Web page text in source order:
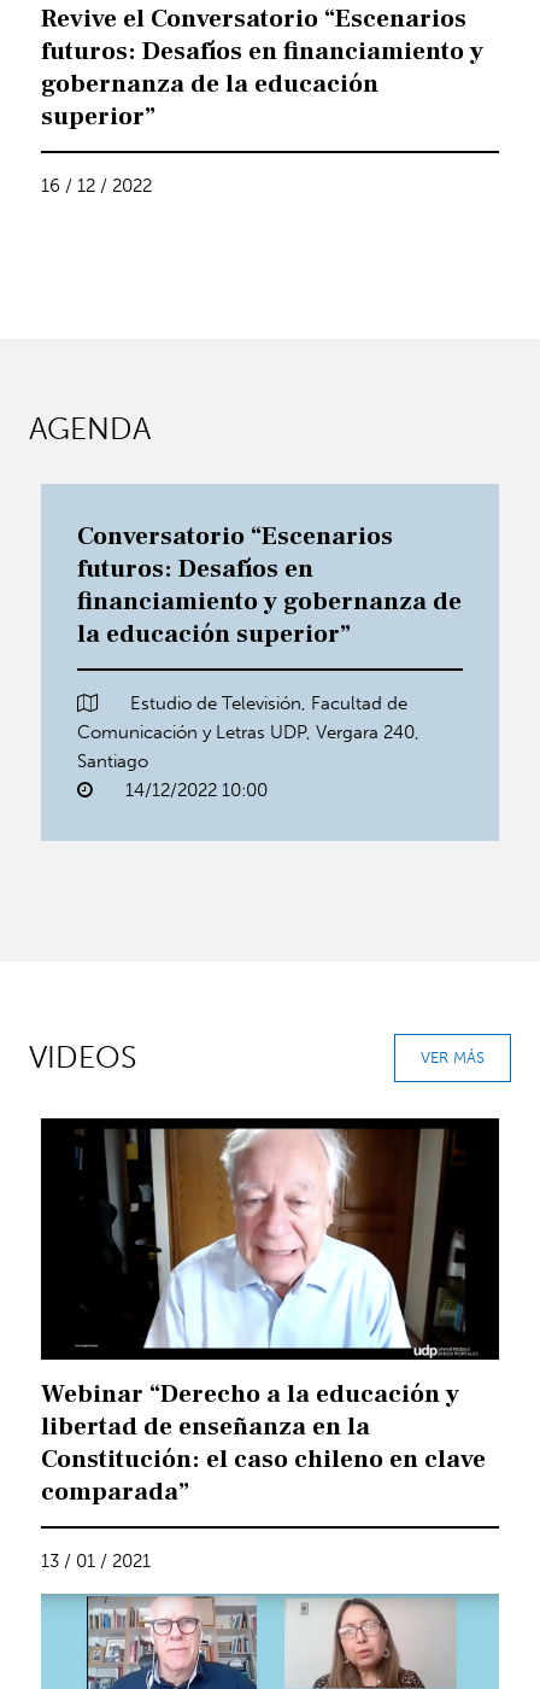
Revive el Conversatorio “Escenarios
futuros: Desafíos en financiamiento y
gobernanza de la educación
superior”
16 / 12 / 2022
AGENDA
Conversatorio “Escenarios
futuros: Desafíos en
financiamiento y gobernanza de
la educación superior”
Estudio de Televisión, Facultad de
Comunicación y Letras UDP, Vergara 240,
Santiago
14/12/2022 10:00
VIDEOS VER MÁS
Webinar “Derecho a la educación y
libertad de enseñanza en la
Constitución: el caso chileno en clave
comparada”
13 / 01 / 2021